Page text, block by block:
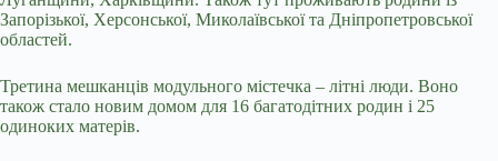
Запорізької, Херсонської, Миколаївської та Дніпропетровської
областей.
Третина мешканців модульного містечка – літні люди. Воно
також стало новим домом для 16 багатодітних родин і 25
одиноких матерів.